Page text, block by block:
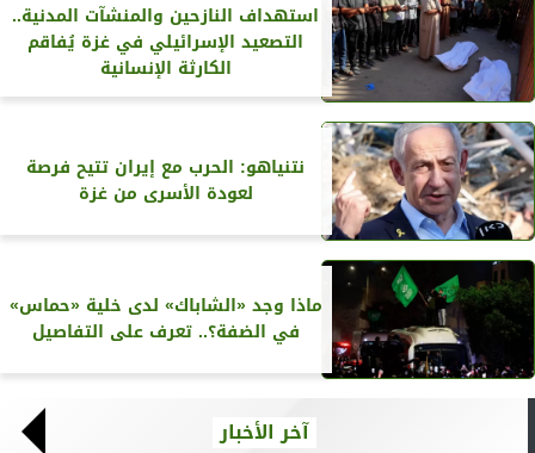
استهداف النازحين والمنشآت المدنية..
التصعيد الإسرائيلي في غزة يُفاقم
الكارثة الإنسانية
نتنياهو: الحرب مع إيران تتيح فرصة
لعودة الأسرى من غزة
ماذا وجد «الشاباك» لدى خلية «حماس»
في الضفة؟.. تعرف على التفاصيل
آخر الأخبار